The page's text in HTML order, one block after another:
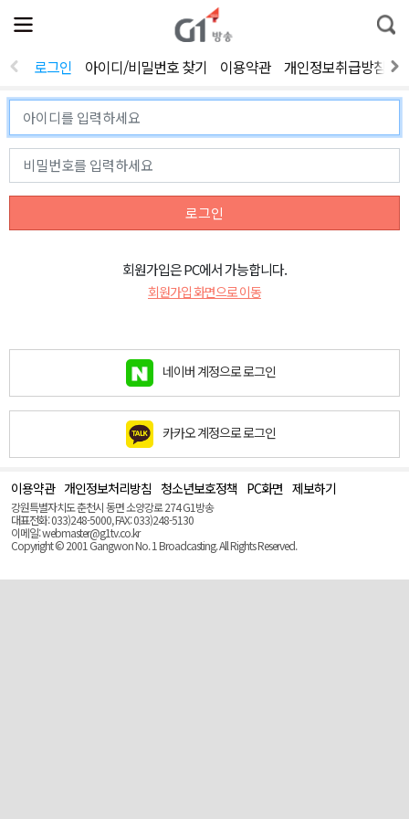
전
체
뉴
열
통
합
색
로그인 아이디/비밀번호 찾기 이용약관 개인정보취급방침
로그인
회원가입은 PC에서 가능합니다.
회원가입 화면으로 이동
네이버 계정으로 로그인
카카오 계정으로 로그인
이용약관 개인정보처리방침 청소년보호정책 PC화면 제보하기
강원특별자치도 춘천시 동면 소양강로 274 G1방송
대표전화: 033)248-5000, FAX: 033)248-5130
이메일: webmaster@g1tv.co.kr
Copyright © 2001 Gangwon No. 1 Broadcasting. All Rights Reserved.